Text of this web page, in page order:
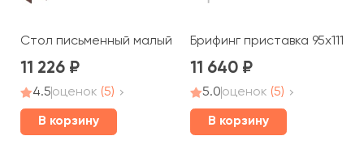
Стол письменный малый 86x80x75 Дин-Р
11 226
4.5оценок (5)
В корзину
Брифинг приставка
11 640
5.0оценок (5)
В корзину